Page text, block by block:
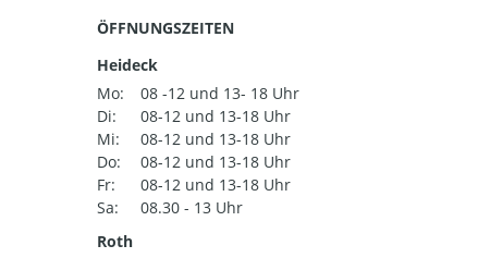
ÖFFNUNGSZEITEN
Heideck
Mo:
08 -12 und 13- 18 Uhr
Di:
08-12 und 13-18 Uhr
Mi:
08-12 und 13-18 Uhr
Do:
08-12 und 13-18 Uhr
Fr:
08-12 und 13-18 Uhr
Sa:
08.30 - 13 Uhr
Roth